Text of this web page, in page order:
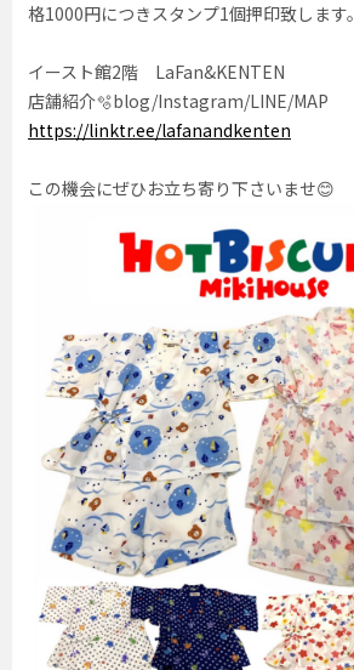
格1000円につきスタンプ1個押印致します。
イースト館2階 LaFan&KENTEN
店舗紹介🫧blog/Instagram/LINE/MAP
https://linktr.ee/lafanandkenten
この機会にぜひお立ち寄り下さいませ😊